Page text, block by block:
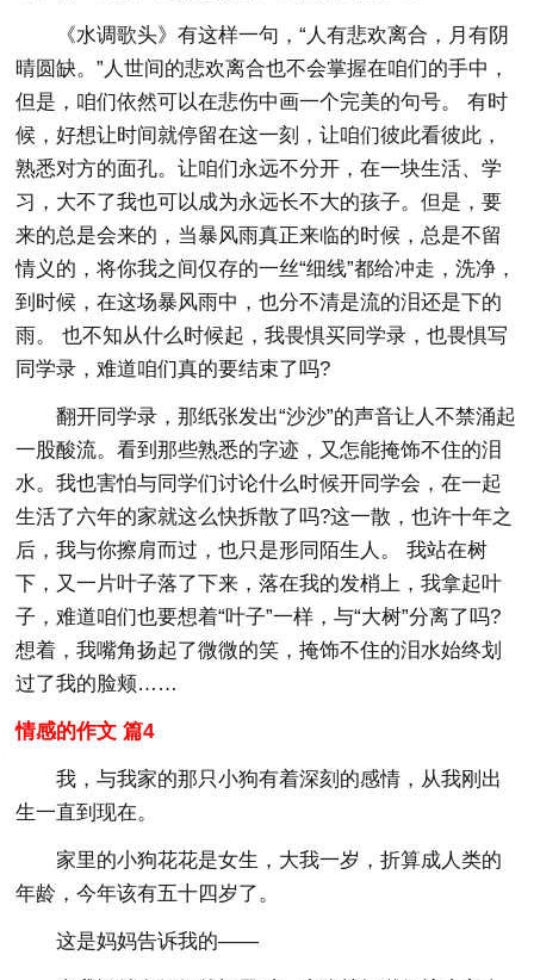
《水调歌头》有这样一句，“人有悲欢离合，月有阴
晴圆缺。”人世间的悲欢离合也不会掌握在咱们的手中，
但是，咱们依然可以在悲伤中画一个完美的句号。 有时
候，好想让时间就停留在这一刻，让咱们彼此看彼此，
熟悉对方的面孔。让咱们永远不分开，在一块生活、学
习，大不了我也可以成为永远长不大的孩子。但是，要
来的总是会来的，当暴风雨真正来临的时候，总是不留
情义的，将你我之间仅存的一丝“细线”都给冲走，洗净，
到时候，在这场暴风雨中，也分不清是流的泪还是下的
雨。 也不知从什么时候起，我畏惧买同学录，也畏惧写
同学录，难道咱们真的要结束了吗?
翻开同学录，那纸张发出“沙沙”的声音让人不禁涌起
一股酸流。看到那些熟悉的字迹，又怎能掩饰不住的泪
水。我也害怕与同学们讨论什么时候开同学会，在一起
生活了六年的家就这么快拆散了吗?这一散，也许十年之
后，我与你擦肩而过，也只是形同陌生人。 我站在树
下，又一片叶子落了下来，落在我的发梢上，我拿起叶
子，难道咱们也要想着“叶子”一样，与“大树”分离了吗?
想着，我嘴角扬起了微微的笑，掩饰不住的泪水始终划
过了我的脸颊……
情感的作文 篇4
我，与我家的那只小狗有着深刻的感情，从我刚出
生一直到现在。
家里的小狗花花是女生，大我一岁，折算成人类的
年龄，今年该有五十四岁了。
这是妈妈告诉我的——